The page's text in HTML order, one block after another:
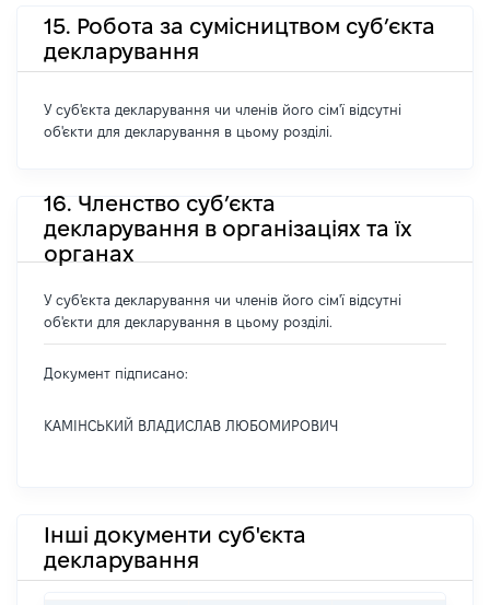
15. Робота за сумісництвом суб’єкта
декларування
У суб'єкта декларування чи членів його сім'ї відсутні
об'єкти для декларування в цьому розділі.
16. Членство суб’єкта
декларування в організаціях та їх
органах
У суб'єкта декларування чи членів його сім'ї відсутні
об'єкти для декларування в цьому розділі.
Документ підписано:
КАМІНСЬКИЙ ВЛАДИСЛАВ ЛЮБОМИРОВИЧ
Інші документи суб'єкта
декларування